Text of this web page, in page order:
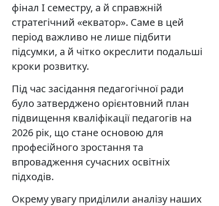
фінал І семестру, а й справжній
стратегічний «екватор». Саме в цей
період важливо не лише підбити
підсумки, а й чітко окреслити подальші
кроки розвитку.
Під час засідання педагогічної ради
було затверджено орієнтовний план
підвищення кваліфікації педагогів на
2026 рік, що стане основою для
професійного зростання та
впровадження сучасних освітніх
підходів.
Окрему увагу приділили аналізу наших